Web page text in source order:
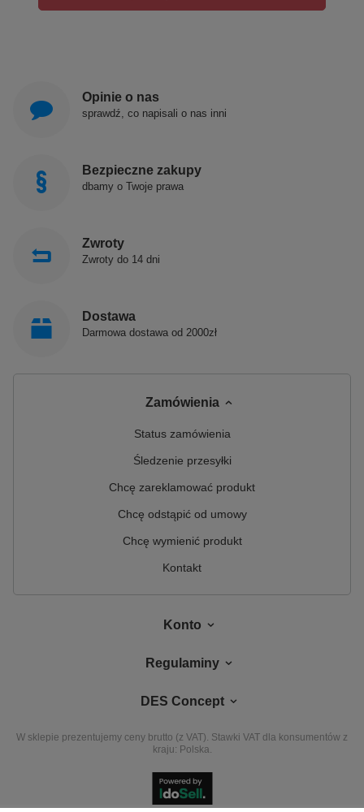
Opinie o nas
sprawdź, co napisali o nas inni
Bezpieczne zakupy
dbamy o Twoje prawa
Zwroty
Zwroty do 14 dni
Dostawa
Darmowa dostawa od 2000zł
Zamówienia
Status zamówienia
Śledzenie przesyłki
Chcę zareklamować produkt
Chcę odstąpić od umowy
Chcę wymienić produkt
Kontakt
Konto
Regulaminy
DES Concept
W sklepie prezentujemy ceny brutto (z VAT). Stawki VAT dla konsumentów z
kraju: Polska.